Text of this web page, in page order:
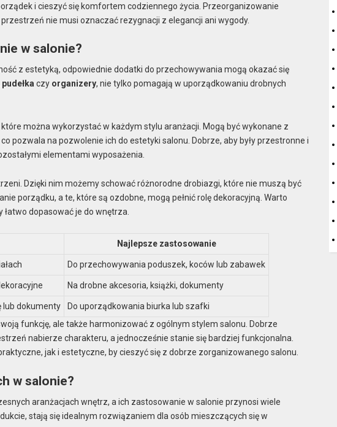
i cieszyć się komfortem codziennego życia. Przeorganizowanie
nie musi oznaczać rezygnacji z elegancji ani wygody.
w salonie?
z estetyką, odpowiednie dodatki do przechowywania mogą okazać się
pudełka czy organizery, nie tylko pomagają w uporządkowaniu drobnych
można wykorzystać w każdym stylu aranżacji. Mogą być wykonane z
pozwala na pozwolenie ich do estetyki salonu. Dobrze, aby były przestronne i
elementami wyposażenia.
Dzięki nim możemy schować różnorodne drobiazgi, które nie muszą być
porządku, a te, które są ozdobne, mogą pełnić rolę dekoracyjną. Warto
dopasować je do wnętrza.
Najlepsze zastosowanie
Do przechowywania poduszek, koców lub zabawek
Na drobne akcesoria, książki, dokumenty
lub dokumenty
Do uporządkowania biurka lub szafki
funkcję, ale także harmonizować z ogólnym stylem salonu. Dobrze
nabierze charakteru, a jednocześnie stanie się bardziej funkcjonalna.
jak i estetyczne, by cieszyć się z dobrze zorganizowanego salonu.
w salonie?
aranżacjach wnętrz, a ich zastosowanie w salonie przynosi wiele
stają się idealnym rozwiązaniem dla osób mieszczących się w